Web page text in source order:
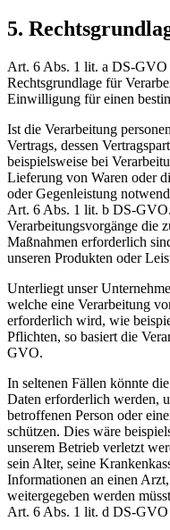
5.
Art. 6 Abs. 1 lit. a DS-GVO
Rechtsgrundlage für
Einwilligung für einen
Ist die Verarbeitung
Vertrags, dessen
beispielsweise bei
Lieferung von Waren oder
oder Gegenleistung
Art. 6 Abs. 1 lit. b DS-
Verarbeitungsvorgänge die
Maßnahmen erforderlich
unseren Produkten oder
Unterliegt unser
welche eine Verarbeitung
erforderlich wird, wie
Pflichten, so basiert die
GVO.
In seltenen Fällen könnte
Daten erforderlich werden,
betroffenen Person oder
schützen. Dies wäre
unserem Betrieb verletzt
sein Alter, seine
Informationen an einen
weitergegeben werden
Art. 6 Abs. 1 lit. d DS-GVO